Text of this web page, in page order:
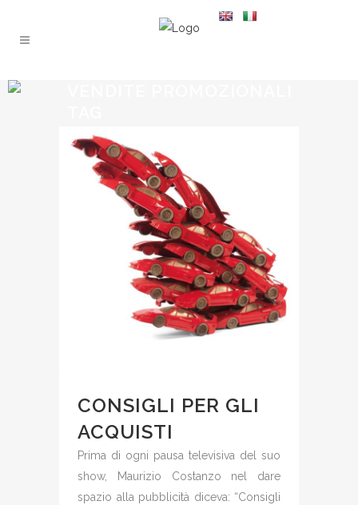
CONSIGLI PER GLI
ACQUISTI
Prima di ogni pausa televisiva del suo
show, Maurizio Costanzo nel dare
spazio alla pubblicità diceva: “Consigli